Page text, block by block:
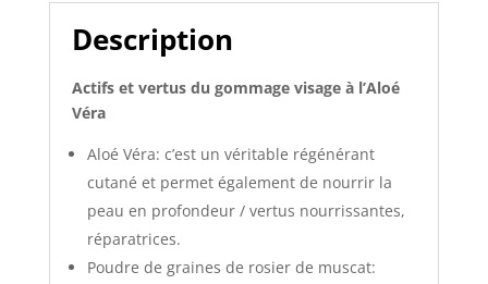
VéraDescription
Actifs et vertus du gommage visage à l’Aloé
Véra
Aloé Véra: c’est un véritable régénérant
cutané et permet également de nourrir la
peau en profondeur / vertus nourrissantes,
réparatrices.
Poudre de graines de rosier de muscat: